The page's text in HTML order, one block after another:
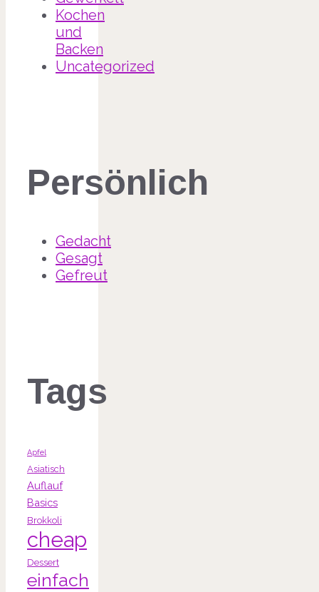
Kochen
und
Backen
Uncategorized
Persönlich
Gedacht
Gesagt
Gefreut
Tags
Apfel
Asiatisch
Auflauf
Basics
Brokkoli
cheap
Dessert
einfach